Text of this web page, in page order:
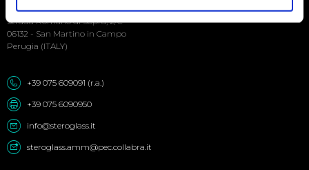
Menu
Steroglass S.r.l.
Strada Romano di Sopra, 2/C
06132 - San Martino in Campo
Perugia (ITALY)
+39 075 609091 (r.a.)
+39 075 6090950
info@steroglass.it
steroglass.amm@pec.collabra.it